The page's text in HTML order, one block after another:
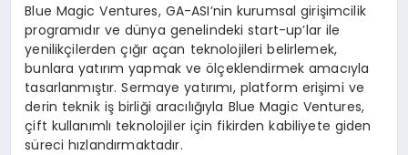
Blue Magic Ventures, GA-ASI’nin kurumsal girişimcilik
programıdır ve dünya genelindeki start-up’lar ile
yenilikçilerden çığır açan teknolojileri belirlemek,
bunlara yatırım yapmak ve ölçeklendirmek amacıyla
tasarlanmıştır. Sermaye yatırımı, platform erişimi ve
derin teknik iş birliği aracılığıyla Blue Magic Ventures,
çift kullanımlı teknolojiler için fikirden kabiliyete giden
süreci hızlandırmaktadır.